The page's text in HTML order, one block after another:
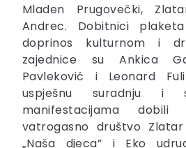
Mladen Prugovečki,
Andrec. Dobitnici
doprinos kulturnom i
zajednice su Ankica
Pavleković i Leonard
uspješnu suradnju i
manifestacijama dobili
vatrogasno društvo
„Naša djeca” i Eko